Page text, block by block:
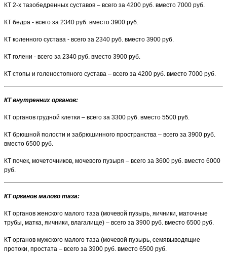
КТ 2-х тазобедренных суставов – всего за 4200 руб. вместо 7000 руб.
КТ бедра - всего за 2340 руб. вместо 3900 руб.
КТ коленного сустава - всего за 2340 руб. вместо 3900 руб.
КТ голени - всего за 2340 руб. вместо 3900 руб.
КТ стопы и голеностопного сустава – всего за 4200 руб. вместо 7000 руб.
КТ внутренних органов:
КТ органов грудной клетки – всего за 3300 руб. вместо 5500 руб.
КТ брюшной полости и забрюшинного пространства – всего за 3900 руб.
вместо 6500 руб.
КТ почек, мочеточников, мочевого пузыря – всего за 3600 руб. вместо 6000
руб.
КТ органов малого таза:
КТ органов женского малого таза (мочевой пузырь, яичники, маточные
трубы, матка, яичники, влагалище) – всего за 3900 руб. вместо 6500 руб.
КТ органов мужского малого таза (мочевой пузырь, семявыводящие
протоки, простата – всего за 3900 руб. вместо 6500 руб.